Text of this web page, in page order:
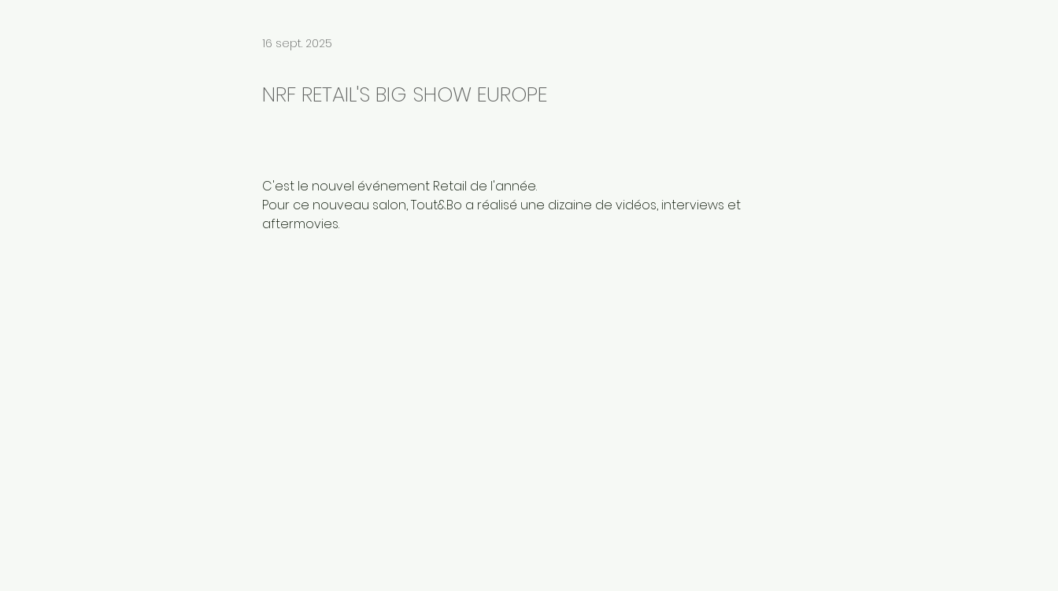
16 sept. 2025
NRF RETAIL'S BIG SHOW EUROPE
C'est le nouvel événement Retail de l'année.
Pour ce nouveau salon, Tout&Bo a réalisé une dizaine de vidéos, interviews et
aftermovies.